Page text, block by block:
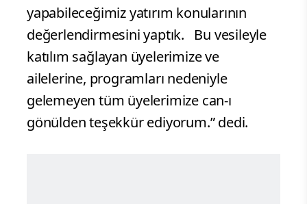
yapabileceğimiz yatırım konularının
değerlendirmesini yaptık. Bu vesileyle
katılım sağlayan üyelerimize ve
ailelerine, programları nedeniyle
gelemeyen tüm üyelerimize can-ı
gönülden teşekkür ediyorum.” dedi.